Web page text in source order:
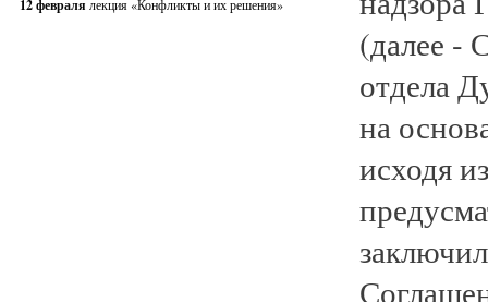
12 февраля лекция «Конфликты и их решения»
(далее -
отдела
на
исходя